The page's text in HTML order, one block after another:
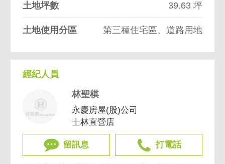
土地坪數 39.63 坪
土地使用分區 第三種住宅區、道路用地
經紀人員
林聖棋
永慶房屋(股)公司
士林直營店
留訊息 打電話